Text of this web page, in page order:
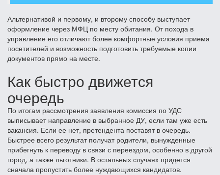
Альтернативой и первому, и второму способу выступает
оформление через МФЦ по месту обитания. От похода в
управление его отличают более комфортные условия приема
посетителей и возможность подготовить требуемые копии
документов прямо на месте.
Как быстро движется
очередь
По итогам рассмотрения заявления комиссия по УДС
выписывает направление в выбранное ДУ, если там уже есть
вакансия. Если ее нет, претендента поставят в очередь.
Быстрее всего результат получат родители, вынужденные
прибегнуть к переводу в связи с переездом, особенно в другой
город, а также льготники. В остальных случаях придется
сначала пропустить более нуждающихся кандидатов.